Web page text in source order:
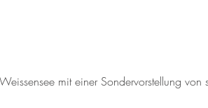
mit einer Sondervorstellung von